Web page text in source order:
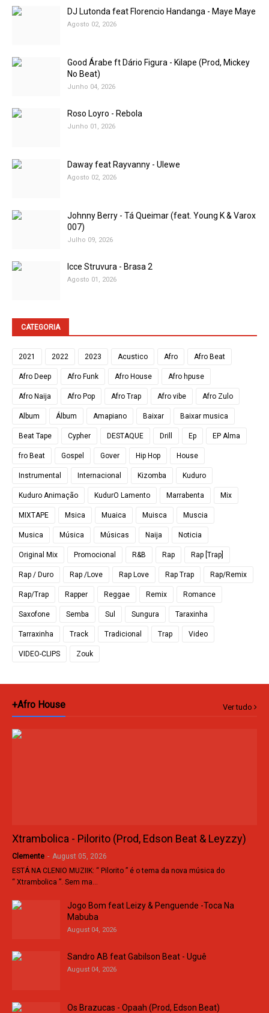
DJ Lutonda feat Florencio Handanga - Maye Maye
Agosto 02, 2026
Good Árabe ft Dário Figura - Kilape (Prod, Mickey
No Beat)
Junho 04, 2026
Roso Loyro - Rebola
Junho 01, 2026
Daway feat Rayvanny - Ulewe
Agosto 02, 2026
Johnny Berry - Tá Queimar (feat. Young K & Varox
007)
Julho 09, 2026
Icce Struvura - Brasa 2
Agosto 01, 2026
CATEGORIA
2021 2022 2023 Acustico Afro Afro Beat
Afro Deep Afro Funk Afro House Afro hpuse
Afro Naija Afro Pop Afro Trap Afro vibe Afro Zulo
Album Álbum Amapiano Baixar Baixar musica
Beat Tape Cypher DESTAQUE Drill Ep EP Alma
fro Beat Gospel Gover Hip Hop House
Instrumental Internacional Kizomba Kuduro
Kuduro Animação KudurO Lamento Marrabenta Mix
MIXTAPE Msica Muaica Muisca Muscia
Musica Música Músicas Naija Noticia
Original Mix Promocional R&B Rap Rap [Trap]
Rap / Duro Rap /Love Rap Love Rap Trap Rap/Remix
Rap/Trap Rapper Reggae Remix Romance
Saxofone Semba Sul Sungura Taraxinha
Tarraxinha Track Tradicional Trap Video
VIDEO-CLIPS Zouk
+Afro House Ver tudo
Xtrambolica - Pilorito (Prod, Edson Beat & Leyzzy)
Clemente - August 05, 2026
ESTÁ NA CLENIO MUZIIK: “ Pilorito ” é o tema da nova música do
“ Xtrambolica ”. Sem ma…
Jogo Bom feat Leizy & Penguende -Toca Na
Mabuba
August 04, 2026
Sandro AB feat Gabilson Beat - Uguê
August 04, 2026
Os Brazucas - Opaah (Prod, Edson Beat)